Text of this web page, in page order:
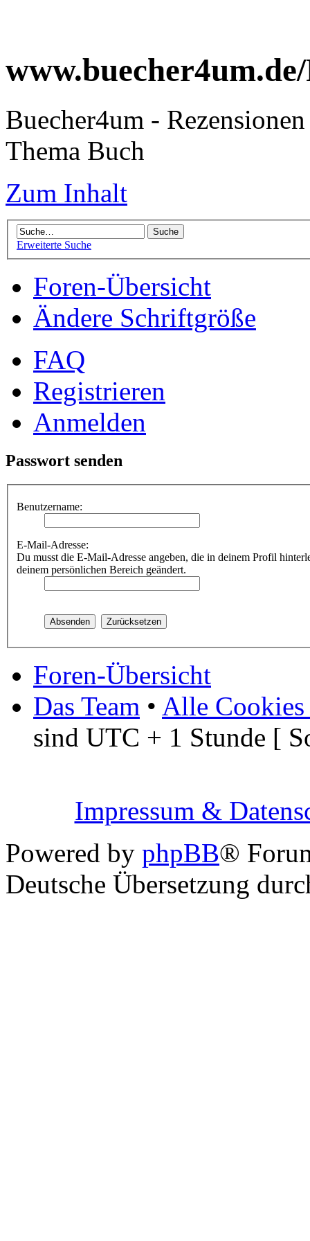
Buecher4um -
Thema Buch
Zum Inhalt
Erweiterte Suche
Foren-Übersicht
Ändere Schriftgröße
FAQ
Registrieren
Anmelden
Passwort senden
Benutzername:
E-Mail-Adresse:
Du musst die E-Mail-Adresse angeben, die in deinem Profil
deinem persönlichen Bereich geändert.
Foren-Übersicht
Das Team • Alle Cookies
sind UTC + 1 Stunde [
Impressum &
Powered by phpBB®
Deutsche Übersetzung